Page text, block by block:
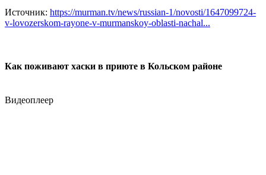
Источник: https://murman.tv/news/russian-1/novosti/1647099724-
v-lovozerskom-rayone-v-murmanskoy-oblasti-nachal...
Как поживают хаски в приюте в Кольском районе
Видеоплеер